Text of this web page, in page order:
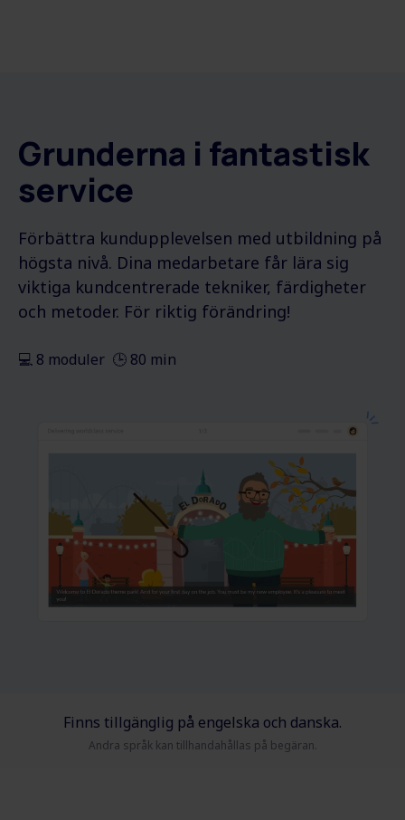
Grunderna i fantastisk
service
Förbättra kundupplevelsen med utbildning på
högsta nivå. Dina medarbetare får lära sig
viktiga kundcentrerade tekniker, färdigheter
och metoder. För riktig förändring!
💻 8 moduler 🕒 80 min
Finns tillgänglig på engelska och danska.
Andra språk kan tillhandahållas på begäran.